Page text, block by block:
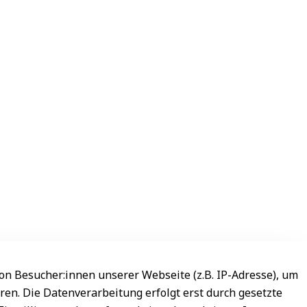
Besucher:innen unserer Webseite (z.B. IP-Adresse), um
Die Datenverarbeitung erfolgt erst durch gesetzte